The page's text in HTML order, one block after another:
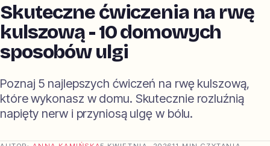
Skuteczne ćwiczenia na rwę
kulszową - 10 domowych
sposobów ulgi
Poznaj 5 najlepszych ćwiczeń na rwę kulszową,
które wykonasz w domu. Skutecznie rozluźnią
napięty nerw i przyniosą ulgę w bólu.